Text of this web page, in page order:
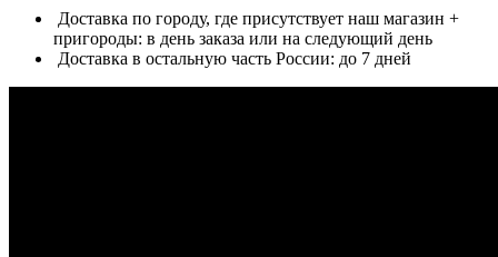
Доставка по городу, где присутствует наш магазин +
пригороды: в день заказа или на следующий день
Доставка в остальную часть России: до 7 дней